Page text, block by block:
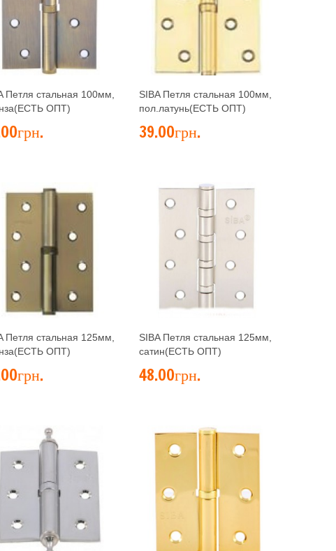
Петля стальная 100мм,
ОПТ)
SIBA Петля стальная 100мм,
пол.латунь(ЕСТЬ ОПТ)
39.00грн.
Петля стальная 125мм,
ОПТ)
SIBA Петля стальная 125мм,
сатин(ЕСТЬ ОПТ)
48.00грн.